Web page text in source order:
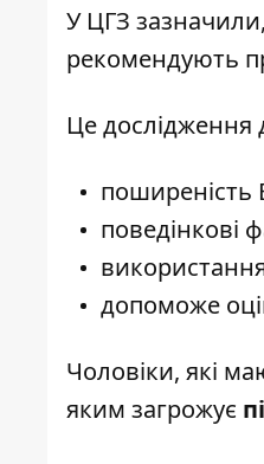
У ЦГЗ
рекомендують
Це дослідження
поширеність
поведінкові
допоможе
Чоловіки, які
яким загрожує